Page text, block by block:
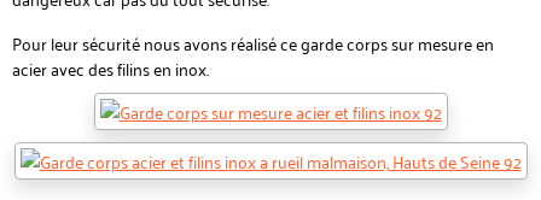
Pour leur sécurité nous avons réalisé ce garde corps sur mesure en
acier avec des filins en inox.